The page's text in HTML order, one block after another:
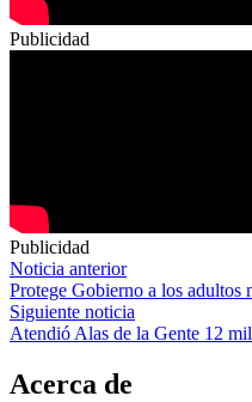
Publicidad
Publicidad
Navegación
de
entradas
Noticia anterior
Protege Gobierno a los adultos
Siguiente noticia
Atendió Alas de la Gente 12
Acerca de